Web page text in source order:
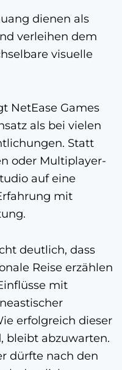
dienen als
verleihen dem
visuelle
NetEase Games
als bei vielen
Statt
oder Multiplayer-
auf eine
mit
deutlich, dass
Reise erzählen
mit
erfolgreich dieser
bleibt abzuwarten.
dürfte nach den